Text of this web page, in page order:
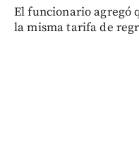
El funcionario agregó
la misma tarifa de